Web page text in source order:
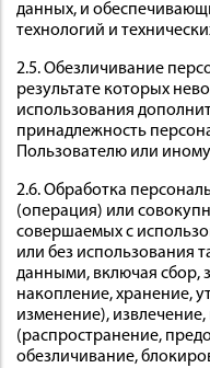
данных, и
технологий и
2.5. Обезличивание
результате которых
использования
принадлежность
Пользователю или
2.6. Обработка
(операция) или
совершаемых с
или без использования
данными, включая сбор,
накопление, хранение,
изменение),
(распространение,
обезличивание,